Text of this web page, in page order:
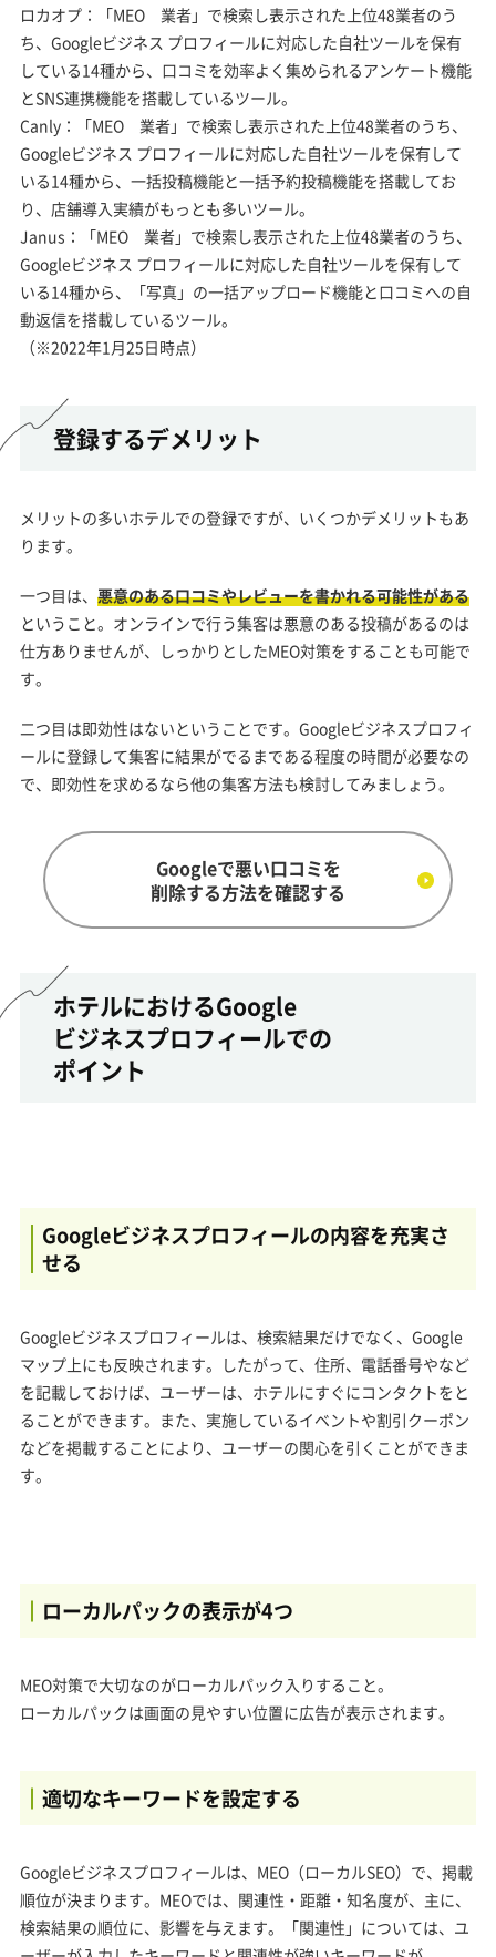
ロカオプ：「MEO 業者」で検索し表示された上位48業者のう
ち、Googleビジネス プロフィールに対応した自社ツールを保有
している14種から、口コミを効率よく集められるアンケート機能
とSNS連携機能を搭載しているツール。
Canly：「MEO 業者」で検索し表示された上位48業者のうち、
Googleビジネス プロフィールに対応した自社ツールを保有して
いる14種から、一括投稿機能と一括予約投稿機能を搭載してお
り、店舗導入実績がもっとも多いツール。
Janus：「MEO 業者」で検索し表示された上位48業者のうち、
Googleビジネス プロフィールに対応した自社ツールを保有して
いる14種から、「写真」の一括アップロード機能と口コミへの自
動返信を搭載しているツール。
（※2022年1月25日時点）
登録するデメリット
メリットの多いホテルでの登録ですが、いくつかデメリットもあ
ります。
一つ目は、 悪意のある口コミやレビューを書かれる可能性がある
ということ。オンラインで行う集客は悪意のある投稿があるのは
仕方ありませんが、しっかりとしたMEO対策をすることも可能で
す。
二つ目は即効性はないということです。Googleビジネスプロフィ
ールに登録して集客に結果がでるまである程度の時間が必要なの
で、即効性を求めるなら他の集客方法も検討してみましょう。
Googleで悪い口コミを
削除する方法を確認する
ホテルにおけるGoogle
ビジネスプロフィールでの
ポイント
Googleビジネスプロフィールの内容を充実さ
せる
Googleビジネスプロフィールは、検索結果だけでなく、Google
マップ上にも反映されます。したがって、住所、電話番号やなど
を記載しておけば、ユーザーは、ホテルにすぐにコンタクトをと
ることができます。また、実施しているイベントや割引クーポン
などを掲載することにより、ユーザーの関心を引くことができま
す。
ローカルパックの表示が4つ
MEO対策で大切なのがローカルパック入りすること。
ローカルパックは画面の見やすい位置に広告が表示されます。
適切なキーワードを設定する
Googleビジネスプロフィールは、MEO（ローカルSEO）で、掲載
順位が決まります。MEOでは、関連性・距離・知名度が、主に、
検索結果の順位に、影響を与えます。「関連性」については、ユ